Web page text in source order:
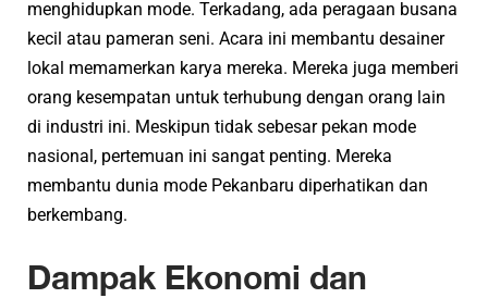
menghidupkan mode. Terkadang, ada peragaan busana
kecil atau pameran seni. Acara ini membantu desainer
lokal memamerkan karya mereka. Mereka juga memberi
orang kesempatan untuk terhubung dengan orang lain
di industri ini. Meskipun tidak sebesar pekan mode
nasional, pertemuan ini sangat penting. Mereka
membantu dunia mode Pekanbaru diperhatikan dan
berkembang.
Dampak Ekonomi dan